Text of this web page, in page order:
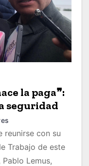
la paga❞:
seguridad
reunirse con su
Trabajo de este
Lemus,